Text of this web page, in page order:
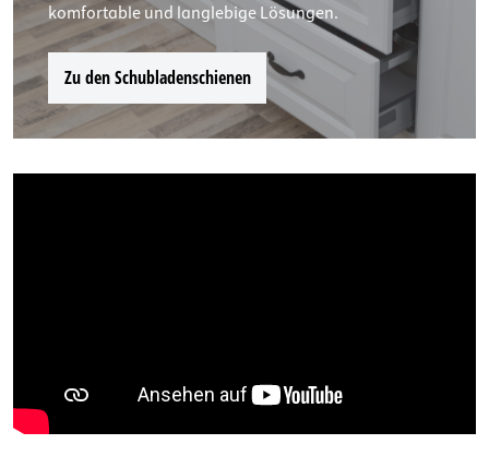
komfortable und langlebige Lösungen.
Zu den Schubladenschienen